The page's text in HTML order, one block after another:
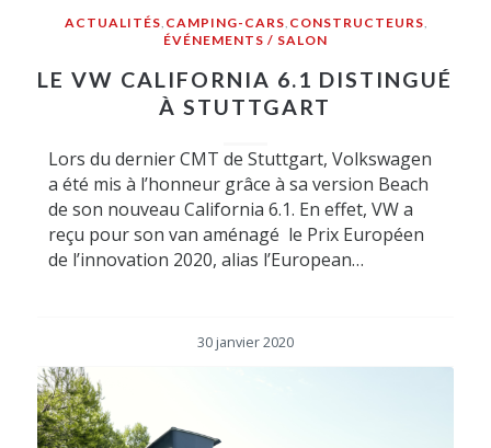
ACTUALITÉS, CAMPING-CARS, CONSTRUCTEURS,
ÉVÉNEMENTS / SALON
LE VW CALIFORNIA 6.1 DISTINGUÉ
À STUTTGART
Lors du dernier CMT de Stuttgart, Volkswagen
a été mis à l’honneur grâce à sa version Beach
de son nouveau California 6.1. En effet, VW a
reçu pour son van aménagé le Prix Européen
de l’innovation 2020, alias l’European…
30 janvier 2020